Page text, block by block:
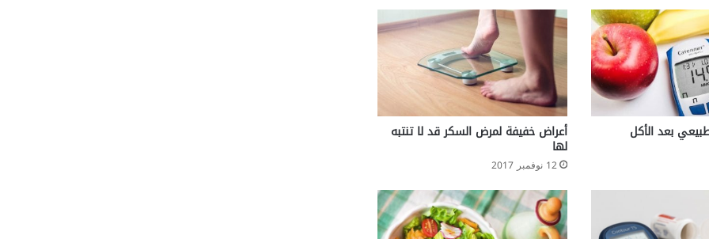
ة
ت
ك
س
ا
س
بعد الأكل أعراض خفيفة لمرض السكر قد لا تنتبه
لها
12 نوفمبر 2017